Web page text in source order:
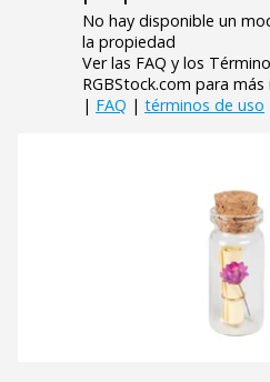
No hay disponible un
la propiedad
Ver las FAQ y los
RGBStock.com para
| FAQ | términos de uso